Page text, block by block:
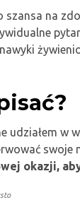
na
udziałem w
swoje
okazji,